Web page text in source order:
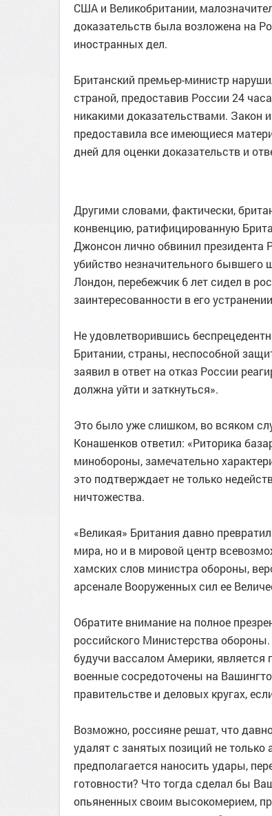
США и Великобритании,
доказательств была возложена на
иностранных дел.
Британский премьер-министр
страной, предоставив России 24
никакими доказательствами. Закон
предоставила все имеющиеся
дней для оценки доказательств и
Другими словами, фактически,
конвенцию, ратифицированную
Джонсон лично обвинил президента
убийство незначительного бывшего
Лондон, перебежчик 6 лет сидел в
заинтересованности в его
Не удовлетворившись
Британии, страны, неспособной
заявил в ответ на отказ России
должна уйти и заткнуться».
Это было уже слишком, во всяком
Конашенков ответил: «Риторика
минобороны, замечательно
это подтверждает не только
ничтожества.
«Великая» Британия давно
мира, но и в мировой центр
хамских слов министра обороны,
арсенале Вооруженных сил ее
Обратите внимание на полное
российского Министерства
будучи вассалом Америки,
военные сосредоточены на
правительстве и деловых кругах,
Возможно, россияне решат, что
удалят с занятых позиций не
предполагается наносить удары,
готовности? Что тогда сделал бы
опьяненных своим высокомерием,